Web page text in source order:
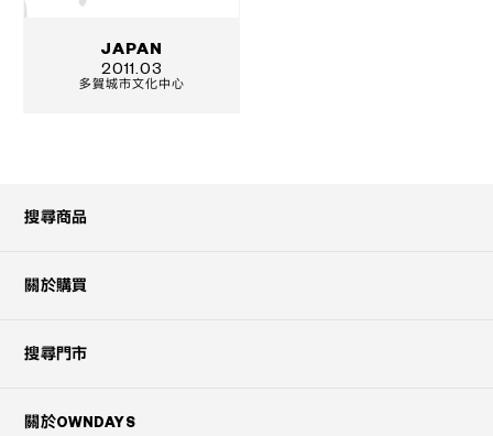
JAPAN
2011.03
多賀城市文化中心
搜尋商品
關於購買
搜尋門市
關於OWNDAYS